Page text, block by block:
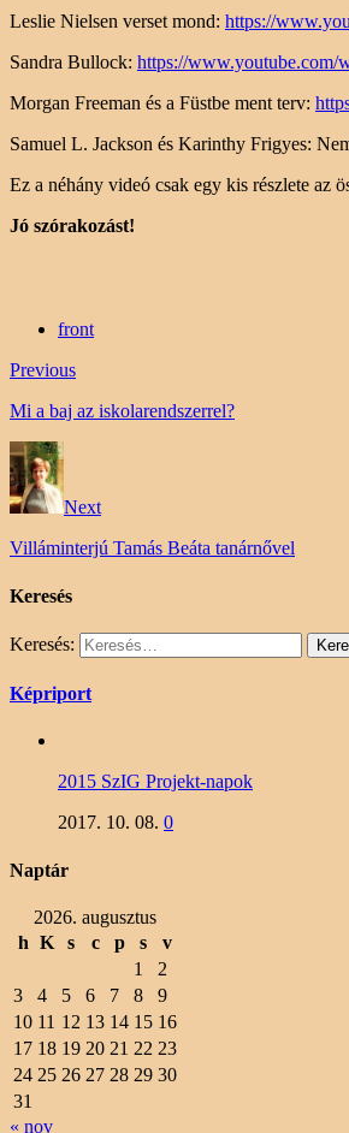
Leslie Nielsen verset mond: https://
Sandra Bullock: https://
Morgan Freeman és a Füstbe ment terv:
Samuel L. Jackson és Karinthy Frigyes:
Ez a néhány videó csak egy kis részlete az
Jó szórakozást!
front
Previous
Mi a baj az iskolarendszerrel?
Next
Villáminterjú Tamás Beáta tanárnővel
Keresés
Keresés:
Képriport
2015 SzIG Projekt-napok
2017. 10. 08. 0
Naptár
2026. augusztus
h K s c p s
v
1
2
3
4 5 6 7 8
9
10 11 12 13 14 15 16
17 18 19 20 21 22 23
24 25 26 27 28 29 30
31
« nov